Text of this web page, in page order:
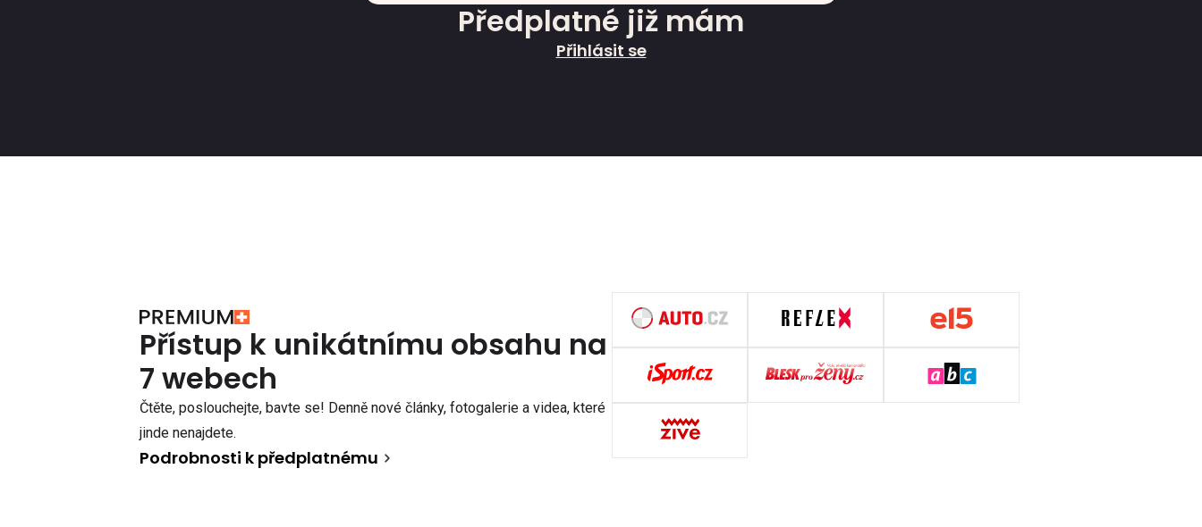
Předplatné již mám
Přihlásit se
Přístup k unikátnímu obsahu na
7 webech
Čtěte, poslouchejte, bavte se! Denně nové články, fotogalerie a videa, které
jinde nenajdete.
Podrobnosti k předplatnému